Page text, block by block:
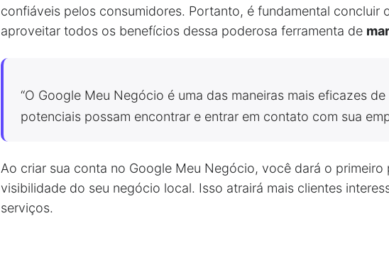
confiáveis pelos consumidores. Portanto, é fundamental concluir
aproveitar todos os benefícios dessa poderosa ferramenta de
“O Google Meu Negócio é uma das maneiras mais eficazes
potenciais possam encontrar e entrar em contato com sua
Ao criar sua conta no Google Meu Negócio, você dará o primeiro
visibilidade do seu negócio local. Isso atrairá mais clientes
serviços.